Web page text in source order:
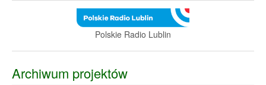
Polskie Radio Lublin
Archiwum projektów